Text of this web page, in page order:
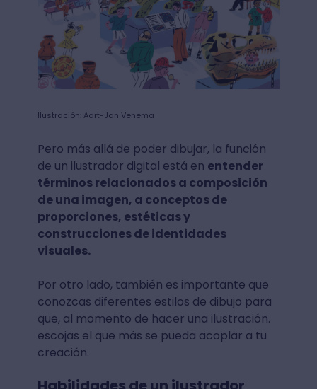
Ilustración: Aart-Jan Venema
Pero más allá de poder dibujar, la función
de un ilustrador digital está en entender
términos relacionados a composición
de una imagen, a conceptos de
proporciones, estéticas y
construcciones de identidades
visuales.
Por otro lado, también es importante que
conozcas diferentes estilos de dibujo para
que, al momento de hacer una ilustración.
escojas el que más se pueda acoplar a tu
creación.